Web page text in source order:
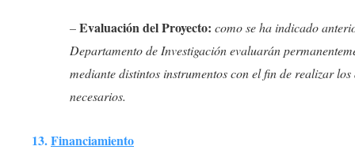
–Evaluación del Proyecto: como se ha indicado
Departamento de Investigación evaluarán
mediante distintos instrumentos con el fin de realizar los
necesarios.
13.Financiamiento